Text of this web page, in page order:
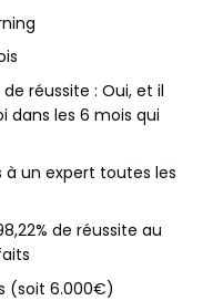
réussite : Oui, et il
dans les 6 mois qui
à un expert toutes les
de réussite au
(soit 6.000€)